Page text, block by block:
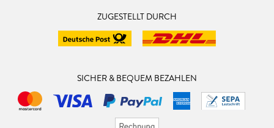
ZUGESTELLT DURCH
SICHER & BEQUEM BEZAHLEN